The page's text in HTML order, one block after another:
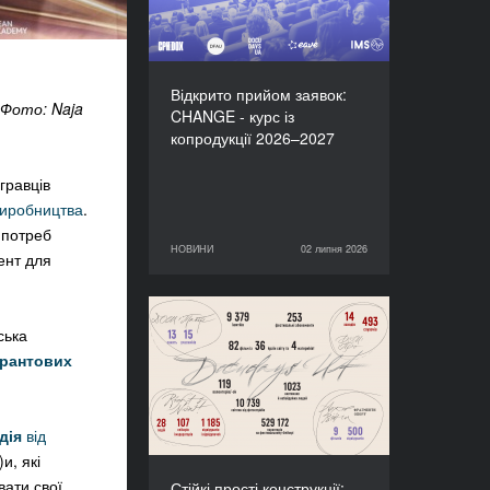
Фото: Naja
.
для
від
які
свої
Відкрито прийом заявок:
CHANGE - курс із
копродукції 2026–2027
НОВИНИ 02 липня 2026
НОВИНИ
02 липня 2026
Стійкі прості конструкції:
підсумки Docudays UA-
2026